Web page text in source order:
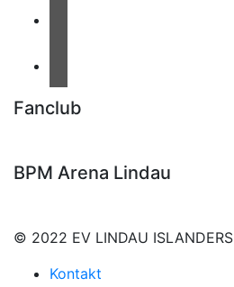
Fanclub
BPM Arena Lindau
© 2022 EV LINDAU ISLANDERS
Kontakt